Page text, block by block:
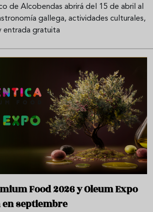
de Alcobendas abrirá del 15 de abril al
gallega, actividades culturales,
entrada gratuita
Food 2026 y Oleum Expo
septiembre